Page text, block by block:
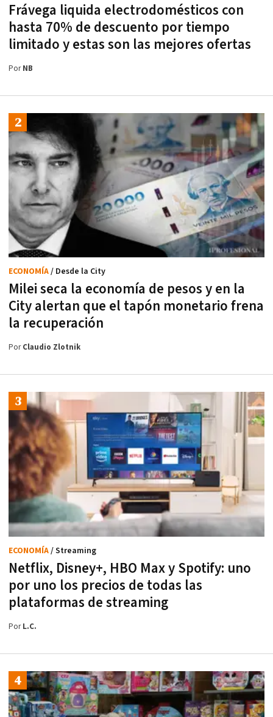
Frávega liquida electrodomésticos con
hasta 70% de descuento por tiempo
limitado y estas son las mejores ofertas
PorNB
Milei seca la economía de pesos y en la
City alertan que el tapón monetario frena
la recuperación
ECONOMÍA/ Desde la City
PorClaudio Zlotnik
Netflix, Disney+, HBO Max y Spotify: uno
por uno los precios de todas las
plataformas de streaming
ECONOMÍA/ Streaming
PorL.C.